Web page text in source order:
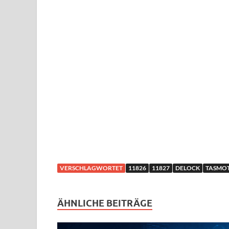
VERSCHLAGWORTET 11826 11827 DELOCK
ÄHNLICHE BEITRÄGE